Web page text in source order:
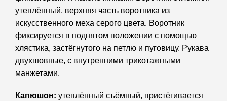
утеплённый, верхняя часть воротника из
искусственного меха серого цвета. Воротник
фиксируется в поднятом положении с помощью
хлястика, застёгнутого на петлю и пуговицу. Рукава
двухшовные, с внутренними трикотажными
манжетами.
Капюшон: утеплённый съёмный, пристёгивается